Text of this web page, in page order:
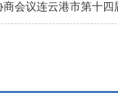
商会议连云港市第十